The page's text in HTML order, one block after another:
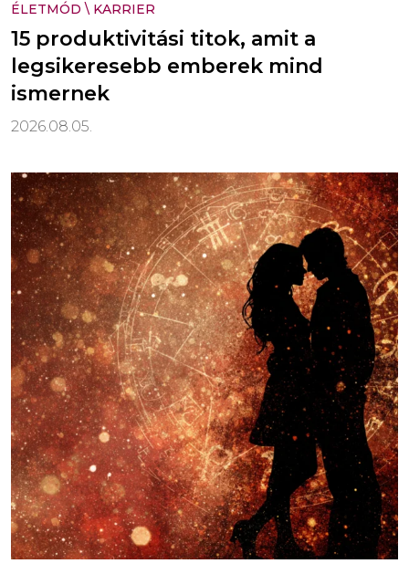
ÉLETMÓD \ KARRIER
15 produktivitási titok, amit a
legsikeresebb emberek mind
ismernek
2026.08.05.